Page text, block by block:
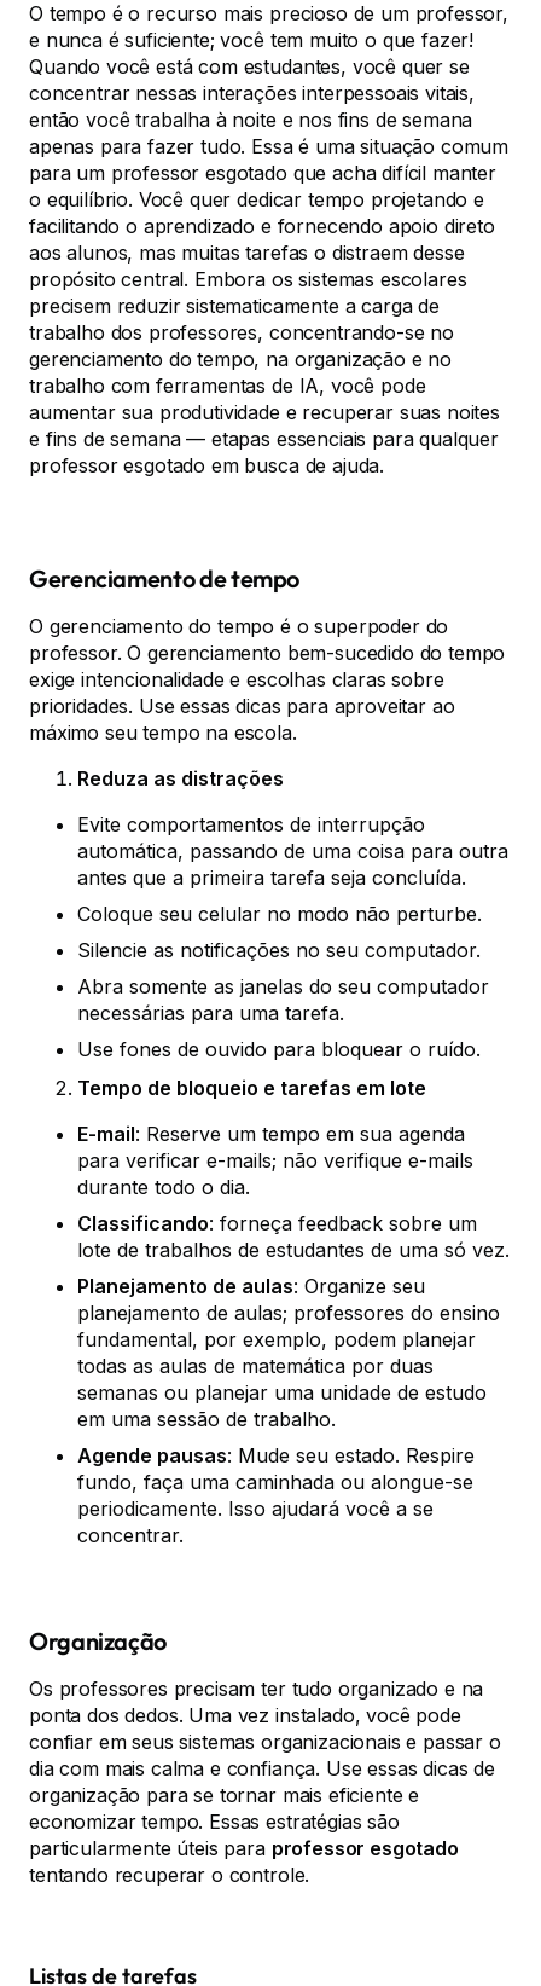
O tempo é o recurso mais precioso de um professor,
e nunca é suficiente; você tem muito o que fazer!
Quando você está com estudantes, você quer se
concentrar nessas interações interpessoais vitais,
então você trabalha à noite e nos fins de semana
apenas para fazer tudo. Essa é uma situação comum
para um professor esgotado que acha difícil manter
o equilíbrio. Você quer dedicar tempo projetando e
facilitando o aprendizado e fornecendo apoio direto
aos alunos, mas muitas tarefas o distraem desse
propósito central. Embora os sistemas escolares
precisem reduzir sistematicamente a carga de
trabalho dos professores, concentrando-se no
gerenciamento do tempo, na organização e no
trabalho com ferramentas de IA, você pode
aumentar sua produtividade e recuperar suas noites
e fins de semana — etapas essenciais para qualquer
professor esgotado em busca de ajuda.
Gerenciamento de tempo
O gerenciamento do tempo é o superpoder do
professor. O gerenciamento bem-sucedido do tempo
exige intencionalidade e escolhas claras sobre
prioridades. Use essas dicas para aproveitar ao
máximo seu tempo na escola.
Reduza as distrações
Evite comportamentos de interrupção
automática, passando de uma coisa para outra
antes que a primeira tarefa seja concluída.
Coloque seu celular no modo não perturbe.
Silencie as notificações no seu computador.
Abra somente as janelas do seu computador
necessárias para uma tarefa.
Use fones de ouvido para bloquear o ruído.
Tempo de bloqueio e tarefas em lote
E-mail: Reserve um tempo em sua agenda
para verificar e-mails; não verifique e-mails
durante todo o dia.
Classificando: forneça feedback sobre um
lote de trabalhos de estudantes de uma só vez.
Planejamento de aulas: Organize seu
planejamento de aulas; professores do ensino
fundamental, por exemplo, podem planejar
todas as aulas de matemática por duas
semanas ou planejar uma unidade de estudo
em uma sessão de trabalho.
Agende pausas: Mude seu estado. Respire
fundo, faça uma caminhada ou alongue-se
periodicamente. Isso ajudará você a se
concentrar.
Organização
Os professores precisam ter tudo organizado e na
ponta dos dedos. Uma vez instalado, você pode
confiar em seus sistemas organizacionais e passar o
dia com mais calma e confiança. Use essas dicas de
organização para se tornar mais eficiente e
economizar tempo. Essas estratégias são
particularmente úteis para professor esgotado
tentando recuperar o controle.
Listas de tarefas